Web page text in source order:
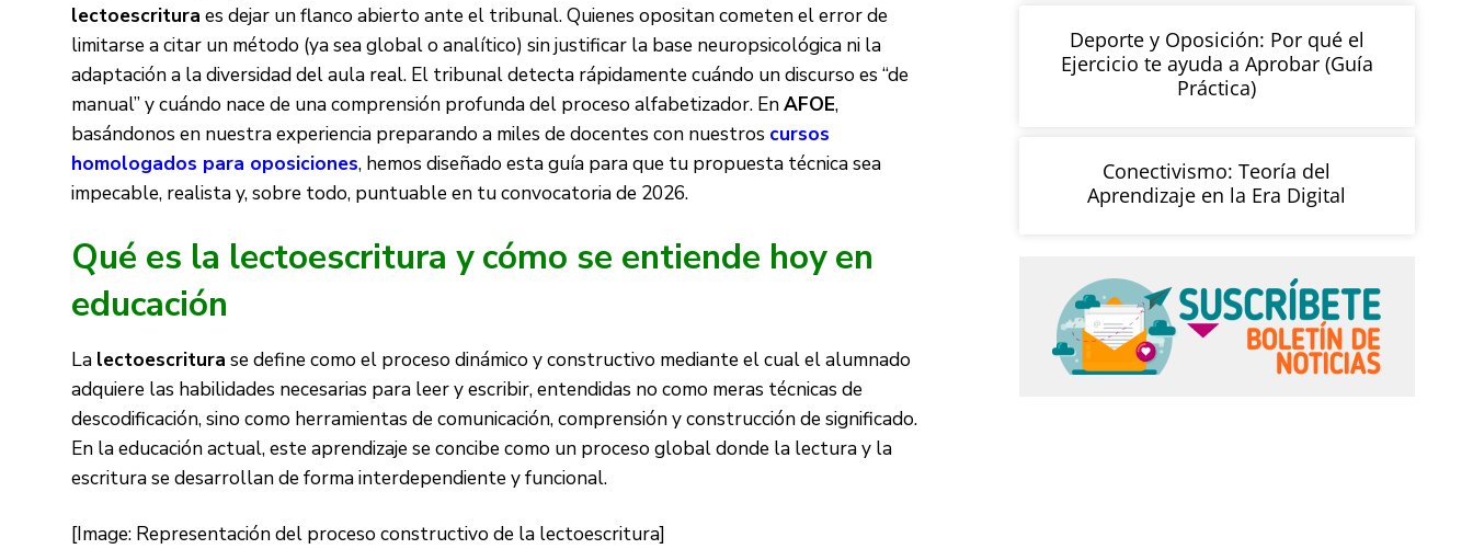
lectoescritura es dejar un flanco abierto ante el tribunal. Quienes opositan cometen el error de
limitarse a citar un método (ya sea global o analítico) sin justificar la base neuropsicológica ni la
adaptación a la diversidad del aula real. El tribunal detecta rápidamente cuándo un discurso es “de
manual” y cuándo nace de una comprensión profunda del proceso alfabetizador. EnAFOE,
basándonos en nuestra experiencia preparando a miles de docentes con nuestros cursos
homologados para oposiciones, hemos diseñado esta guía para que tu propuesta técnica sea
impecable, realista y, sobre todo, puntuable en tu convocatoria de 2026.
Qué es la lectoescritura y cómo se entiende hoy en
educación
La lectoescritura se define como el proceso dinámico y constructivo mediante el cual el alumnado
adquiere las habilidades necesarias para leer y escribir, entendidas no como meras técnicas de
descodificación, sino como herramientas de comunicación, comprensión y construcción de significado.
En la educación actual, este aprendizaje se concibe como un proceso global donde la lectura y la
escritura se desarrollan de forma interdependiente y funcional.
[Image: Representación del proceso constructivo de la lectoescritura]
Deporte y Oposición: Por qué el
Ejercicio te ayuda a Aprobar (Guía
Práctica)
Conectivismo: Teoría del
Aprendizaje en la Era Digital